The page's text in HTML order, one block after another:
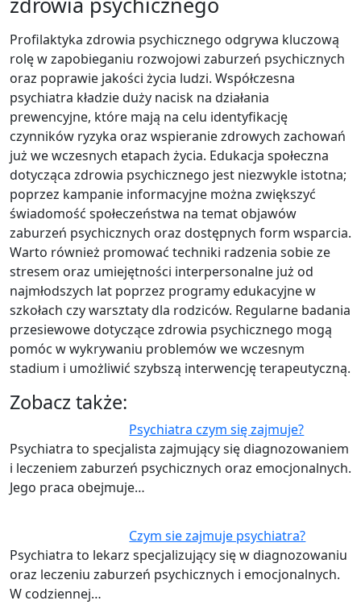
Profilaktyka zdrowia psychicznego odgrywa kluczową
rolę w zapobieganiu rozwojowi zaburzeń psychicznych
oraz poprawie jakości życia ludzi. Współczesna
psychiatra kładzie duży nacisk na działania
prewencyjne, które mają na celu identyfikację
czynników ryzyka oraz wspieranie zdrowych zachowań
już we wczesnych etapach życia. Edukacja społeczna
dotycząca zdrowia psychicznego jest niezwykle istotna;
poprzez kampanie informacyjne można zwiększyć
świadomość społeczeństwa na temat objawów
zaburzeń psychicznych oraz dostępnych form wsparcia.
Warto również promować techniki radzenia sobie ze
stresem oraz umiejętności interpersonalne już od
najmłodszych lat poprzez programy edukacyjne w
szkołach czy warsztaty dla rodziców. Regularne badania
przesiewowe dotyczące zdrowia psychicznego mogą
pomóc w wykrywaniu problemów we wczesnym
stadium i umożliwić szybszą interwencję terapeutyczną.
Zobacz także:
Psychiatra czym się zajmuje?
Psychiatra to specjalista zajmujący się diagnozowaniem
i leczeniem zaburzeń psychicznych oraz emocjonalnych.
Jego praca obejmuje…
Czym sie zajmuje psychiatra?
Psychiatra to lekarz specjalizujący się w diagnozowaniu
oraz leczeniu zaburzeń psychicznych i emocjonalnych.
W codziennej…